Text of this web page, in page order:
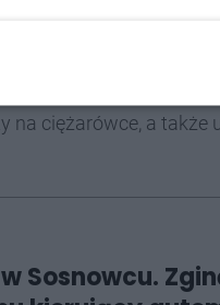
na ciężarówce, a także
Sosnowcu.